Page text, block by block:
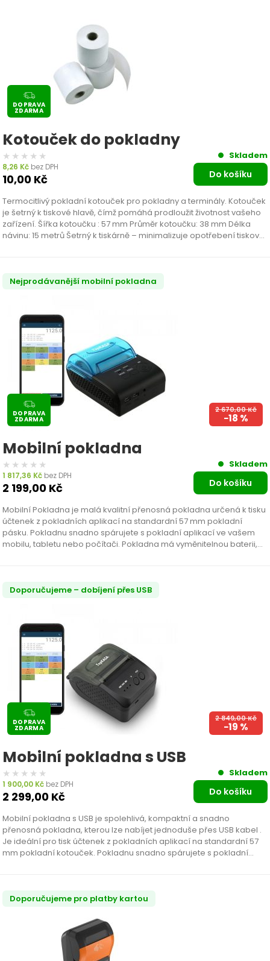
DOPRAVA
ZDARMA
Kotouček do pokladny
★★★★★
★★★★★ Skladem
8,26 Kč bez DPH
10,00 Kč Do košíku
Termocitlivý pokladní kotouček pro pokladny a terminály. Kotouček
je šetrný k tiskové hlavě, čímž pomáhá prodloužit životnost vašeho
zařízení. Šířka kotoučku : 57 mm Průměr kotoučku: 38 mm Délka
návinu: 15 metrů Šetrný k tiskárně – minimalizuje opotřebení tiskové
Nejprodávanější mobilní pokladna
DOPRAVA
ZDARMA
2 670,00Kč
−18 %
Mobilní pokladna
★★★★★
★★★★★ Skladem
1 817,36 Kč bez DPH
2 199,00 Kč Do košíku
Mobilní Pokladna je malá kvalitní přenosná pokladna určená k tisku
účtenek z pokladních aplikací na standardní 57 mm pokladní
pásku. Pokladnu snadno spárujete s pokladní aplikací ve vašem
mobilu, tabletu nebo počítači. Pokladna má vyměnitelnou baterii,
Doporučujeme – dobíjení přes USB
DOPRAVA
ZDARMA
2 849,00Kč
−19 %
Mobilní pokladna s USB
★★★★★
★★★★★ Skladem
1 900,00 Kč bez DPH
2 299,00 Kč Do košíku
Mobilní pokladna s USB je spolehlivá, kompaktní a snadno
přenosná pokladna, kterou lze nabíjet jednoduše přes USB kabel .
Je ideální pro tisk účtenek z pokladních aplikací na standardní 57
mm pokladní kotouček. Pokladnu snadno spárujete s pokladní
Doporučujeme pro platby kartou